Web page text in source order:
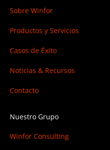
Sobre Winfor
Productos y Servicios
Casos de Éxito
Noticias & Recursos
Contacto
Nuestro Grupo
Winfor Consulting